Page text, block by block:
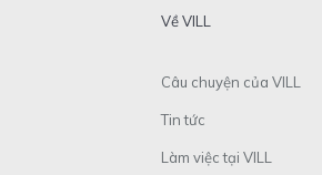
Về VILL
Câu chuyện của VILL
Tin tức
Làm việc tại VILL